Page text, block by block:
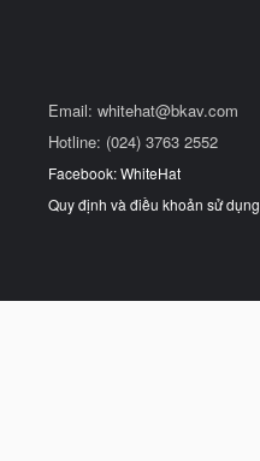
Email: whitehat@bkav.com
Hotline: (024) 3763 2552
Facebook: WhiteHat
Quy định và điều khoản sử dụng